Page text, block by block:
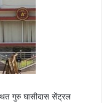
गुरु घासीदास सेंट्रल